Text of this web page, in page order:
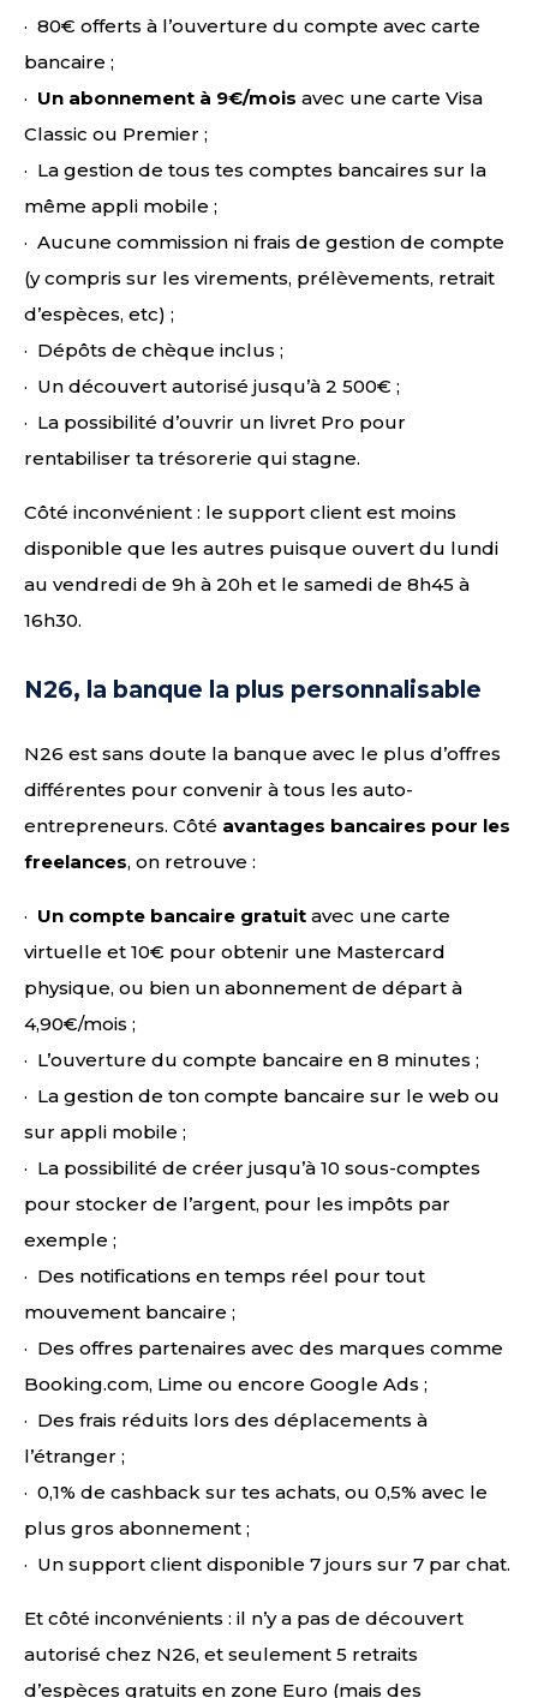
· 80€ offerts à l’ouverture du compte avec carte
bancaire ;
· Un abonnement à 9€/mois avec une carte Visa
Classic ou Premier ;
· La gestion de tous tes comptes bancaires sur la
même appli mobile ;
· Aucune commission ni frais de gestion de compte
(y compris sur les virements, prélèvements, retrait
d’espèces, etc) ;
· Dépôts de chèque inclus ;
· Un découvert autorisé jusqu’à 2 500€ ;
· La possibilité d’ouvrir un livret Pro pour
rentabiliser ta trésorerie qui stagne.
Côté inconvénient : le support client est moins
disponible que les autres puisque ouvert du lundi
au vendredi de 9h à 20h et le samedi de 8h45 à
16h30.
N26, la banque la plus personnalisable
N26 est sans doute la banque avec le plus d’offres
différentes pour convenir à tous les auto-
entrepreneurs. Côté avantages bancaires pour les
freelances, on retrouve :
· Un compte bancaire gratuit avec une carte
virtuelle et 10€ pour obtenir une Mastercard
physique, ou bien un abonnement de départ à
4,90€/mois ;
· L’ouverture du compte bancaire en 8 minutes ;
· La gestion de ton compte bancaire sur le web ou
sur appli mobile ;
· La possibilité de créer jusqu’à 10 sous-comptes
pour stocker de l’argent, pour les impôts par
exemple ;
· Des notifications en temps réel pour tout
mouvement bancaire ;
· Des offres partenaires avec des marques comme
Booking.com, Lime ou encore Google Ads ;
· Des frais réduits lors des déplacements à
l’étranger ;
· 0,1% de cashback sur tes achats, ou 0,5% avec le
plus gros abonnement ;
· Un support client disponible 7 jours sur 7 par chat.
Et côté inconvénients : il n’y a pas de découvert
autorisé chez N26, et seulement 5 retraits
d’espèces gratuits en zone Euro (mais des